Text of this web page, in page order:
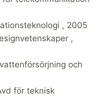
, 2005
,
och
för teknisk